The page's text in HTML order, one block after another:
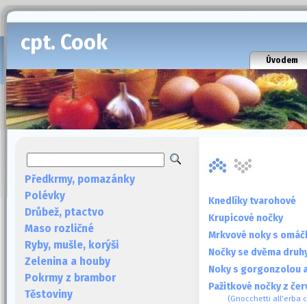
cpt. Cook
Úvodem
Předkrmy, pomazánky
Polévky
Drůbež, ptactvo
Maso rozličné
Ryby, mušle, korýši
Zelenina a houby
Pokrmy z brambor
Těstoviny
Knedlíky tvarohové
Krupicové nočky
Mrkvové noky s
Nočky se dvěma
Noky s gorgonzolou
Pažitkové nočky z
(Gnocchetti all’erba